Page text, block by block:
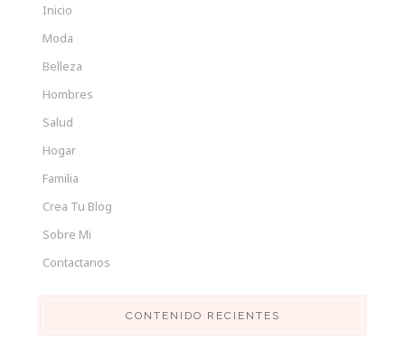
Inicio
Moda
Belleza
Hombres
Salud
Hogar
Familia
Crea Tu Blog
Sobre Mi
Contactanos
CONTENIDO RECIENTES